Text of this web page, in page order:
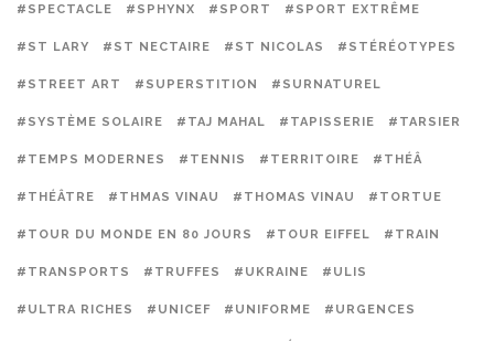
#SPECTACLE #SPHYNX #SPORT #SPORT EXTRÊME
#ST LARY #ST NECTAIRE #ST NICOLAS #STÉRÉOTYPES
#STREET ART #SUPERSTITION #SURNATUREL
#SYSTÈME SOLAIRE #TAJ MAHAL #TAPISSERIE #TARSIER
#TEMPS MODERNES #TENNIS #TERRITOIRE #THÉÂ
#THÉÂTRE #THMAS VINAU #THOMAS VINAU #TORTUE
#TOUR DU MONDE EN 80 JOURS #TOUR EIFFEL #TRAIN
#TRANSPORTS #TRUFFES #UKRAINE #ULIS
#ULTRA RICHES #UNICEF #UNIFORME #URGENCES